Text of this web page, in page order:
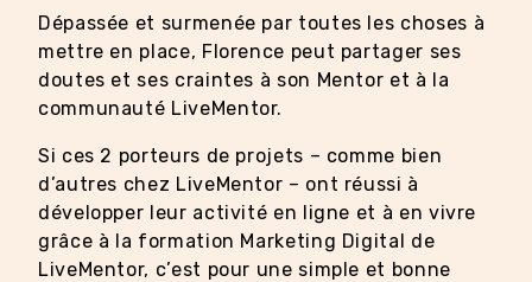
Dépassée et surmenée par toutes les choses à
mettre en place, Florence peut partager ses
doutes et ses craintes à son Mentor et à la
communauté LiveMentor.
Si ces 2 porteurs de projets – comme bien
d’autres chez LiveMentor – ont réussi à
développer leur activité en ligne et à en vivre
grâce à la formation Marketing Digital de
LiveMentor, c’est pour une simple et bonne